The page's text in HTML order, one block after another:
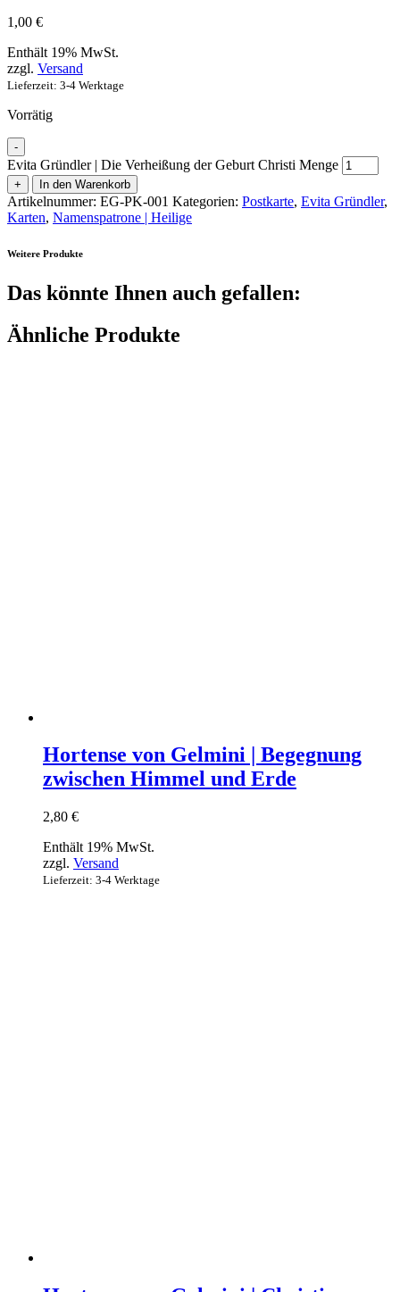
1,00 €
Enthält 19% MwSt.
zzgl. Versand
Lieferzeit: 3-4 Werktage
Vorrätig
-
Evita Gründler | Die Verheißung der Geburt Christi Menge
+ In den Warenkorb
Artikelnummer: EG-PK-001 Kategorien: Postkarte, Evita Gründler,
Karten, Namenspatrone | Heilige
Weitere Produkte
Das könnte Ihnen auch gefallen:
Ähnliche Produkte
Hortense von Gelmini | Begegnung
zwischen Himmel und Erde
2,80 €
Enthält 19% MwSt.
zzgl. Versand
Lieferzeit: 3-4 Werktage